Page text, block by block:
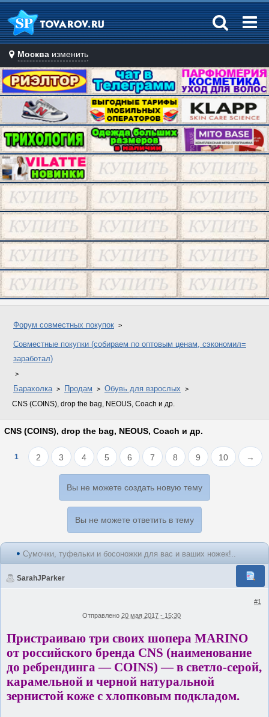
Москва изменить
Форум совместных покупок
Совместные покупки (собираем по оптовым ценам, сэкономил=
заработал)
Барахолка Продам Обувь для взрослых
CNS (COINS), drop the bag, NEOUS, Coach и др.
CNS (COINS), drop the bag, NEOUS, Coach и др.
1 2 3 4 5 6 7 8 9 10 →
Вы не можете создать новую тему
Вы не можете ответить в тему
Сумочки, туфельки и босоножки для вас и ваших ножек!..
SarahJParker
#1
Отправлено 20 мая 2017 - 15:30
Пристраиваю три своих шопера MARINO
от российского бренда CNS (наименование
до ребрендинга — COINS) — в светло-серой,
карамельной и черной натуральной
зернистой коже с хлопковым подкладом.